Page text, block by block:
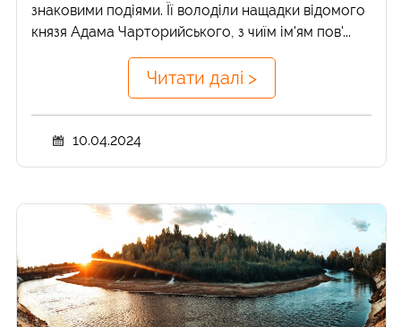
знаковими подіями. Її володіли нащадки відомого
князя Адама Чарторийського, з чиїм ім'ям пов'...
Читати далі >
10.04.2024